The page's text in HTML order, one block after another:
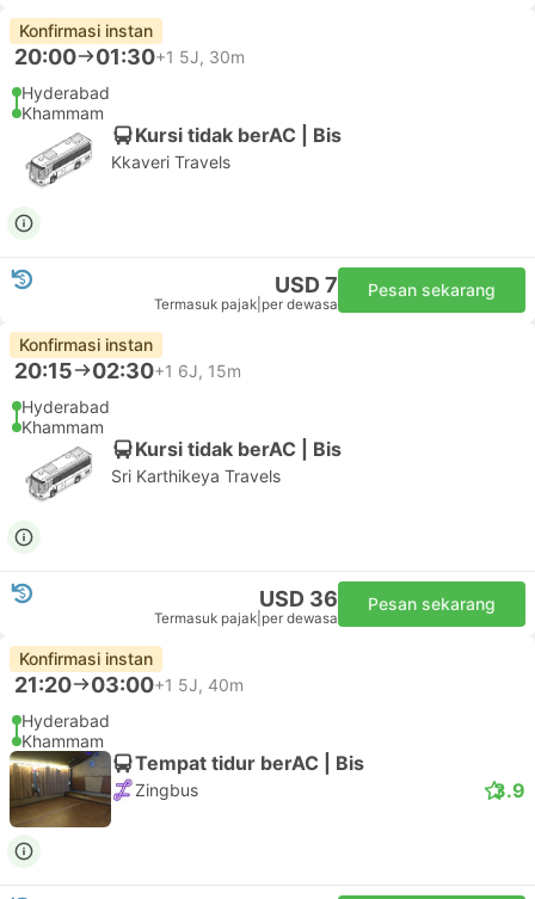
Konfirmasi instan
20:00 01:30+1 5J, 30m
Hyderabad
Khammam
Kursi tidak berAC | Bis
Kkaveri Travels
USD 7
Termasuk pajak per dewasa
Pesan sekarang
Konfirmasi instan
20:15 02:30+1 6J, 15m
Hyderabad
Khammam
Kursi tidak berAC | Bis
Sri Karthikeya Travels
USD 36
Termasuk pajak per dewasa
Pesan sekarang
Konfirmasi instan
21:20 03:00+1 5J, 40m
Hyderabad
Khammam
Tempat tidur berAC | Bis
Zingbus 3.9